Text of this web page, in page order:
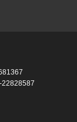
22828587